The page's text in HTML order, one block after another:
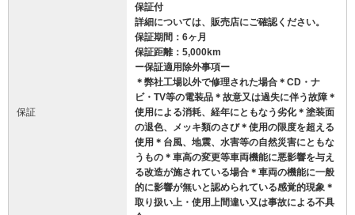
保証
保証付
詳細については、販売店にご確認ください。
保証期間：6ヶ月
保証距離：5,000km
ー保証適用除外事項ー
＊弊社工場以外で修理された場合＊CD・ナ
ビ・TV等の電装品＊故意又は過失に伴う故障＊
使用による消耗、経年にともなう劣化＊塗装面
の退色、メッキ類のさび＊使用の限度を超える
使用＊台風、地震、水害等の自然災害にともな
うもの＊車高の変更等車両機能に悪影響を与え
る改造が施されている場合＊車両の機能に一般
的に影響が無いと認められている感覚的現象＊
取り扱い上・使用上間違い又は事故による不具